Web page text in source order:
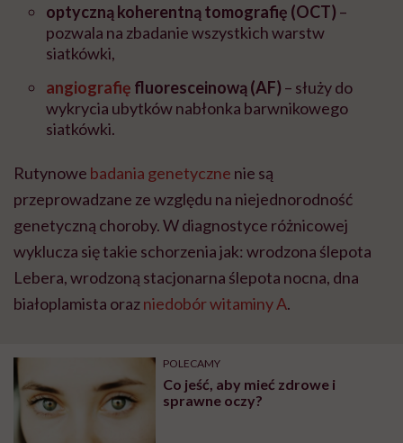
optyczną koherentną tomografię (OCT) –
pozwala na zbadanie wszystkich warstw
siatkówki,
angiografię fluoresceinową (AF) – służy do
wykrycia ubytków nabłonka barwnikowego
siatkówki.
Rutynowe badania genetyczne nie są
przeprowadzane ze względu na niejednorodność
genetyczną choroby. W diagnostyce różnicowej
wyklucza się takie schorzenia jak: wrodzona ślepota
Lebera, wrodzoną stacjonarna ślepota nocna, dna
białoplamista orazniedobór witaminy A.
POLECAMY
Co jeść, aby mieć zdrowe i
sprawne oczy?